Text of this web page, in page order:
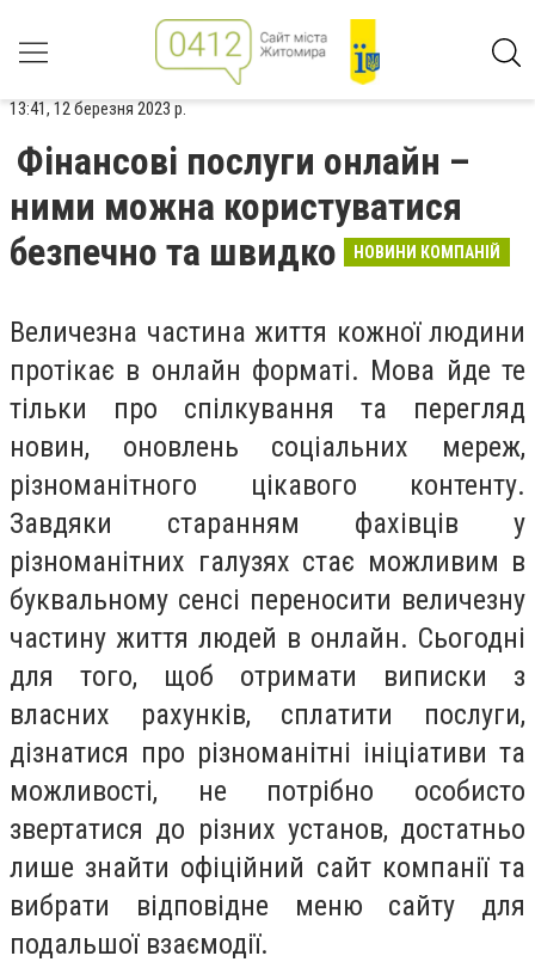
13:41, 12 березня 2023 р.
Фінансові послуги онлайн –
ними можна користуватися
безпечно та швидко
НОВИНИ КОМПАНІЙ
Величезна частина життя кожної людини
протікає в онлайн форматі. Мова йде те
тільки про спілкування та перегляд
новин, оновлень соціальних мереж,
різноманітного цікавого контенту.
Завдяки старанням фахівців у
різноманітних галузях стає можливим в
буквальному сенсі переносити величезну
частину життя людей в онлайн. Сьогодні
для того, щоб отримати виписки з
власних рахунків, сплатити послуги,
дізнатися про різноманітні ініціативи та
можливості, не потрібно особисто
звертатися до різних установ, достатньо
лише знайти офіційний сайт компанії та
вибрати відповідне меню сайту для
подальшої взаємодії.